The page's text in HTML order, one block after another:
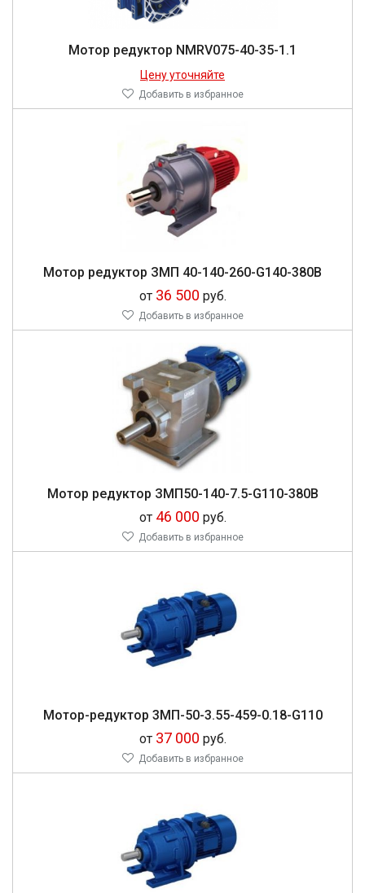
Мо­тор ре­дук­тор NMRV075-40-35-1.1
Цену уточняйте
Добавить в избранное
Мо­тор ре­дук­тор ЗМП 40-140-260-G140-380В
от 36 500 руб.
Добавить в избранное
Мо­тор ре­дук­тор ЗМП50-140-7.5-G110-380В
от 46 000 руб.
Добавить в избранное
Мо­тор-ре­дук­тор 3МП-50-3.55-459-0.18-G110
от 37 000 руб.
Добавить в избранное